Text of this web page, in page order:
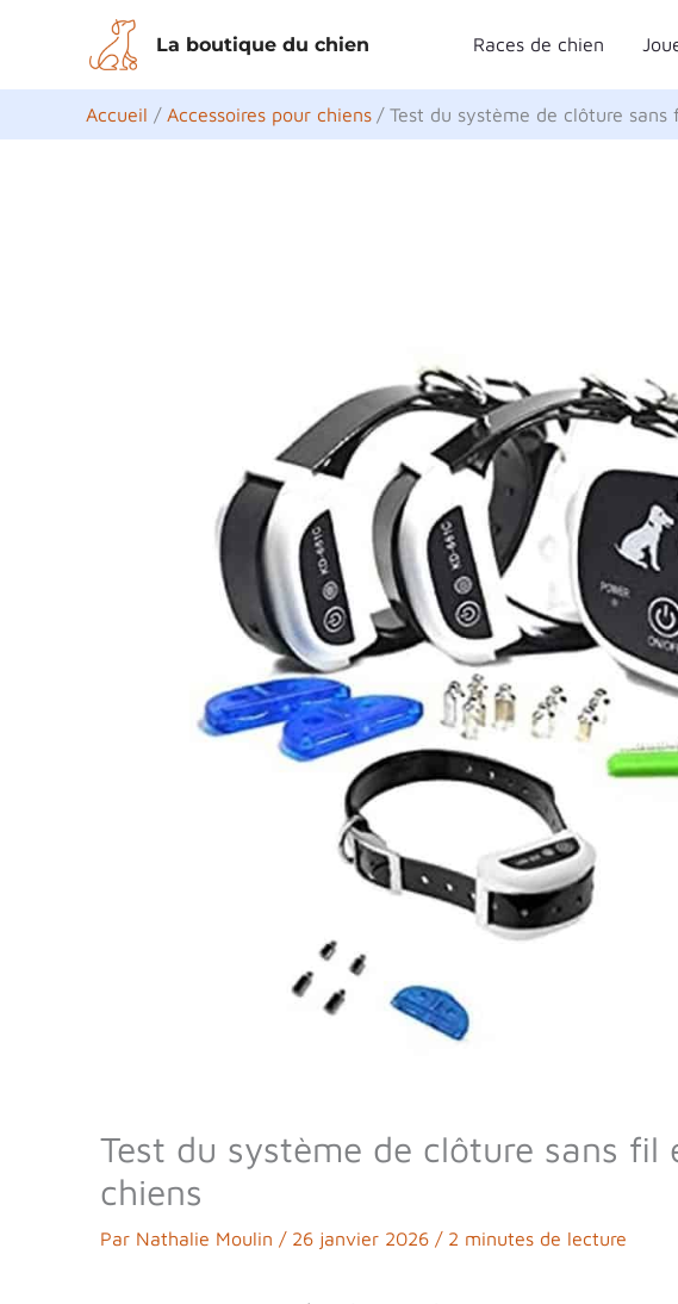
contenu
La boutique du chien Races de chien
Accueil Accessoires pour chiens Test du système de clôture
Test du système de clôture sans fil
chiens
Par Nathalie Moulin / 26 janvier 2026 / 2 minutes de lecture